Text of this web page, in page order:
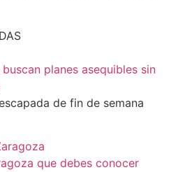
planes asequibles sin
de fin de semana
que debes conocer